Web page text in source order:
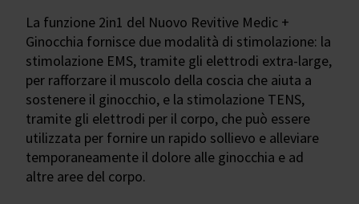
La funzione 2in1 del Nuovo Revitive Medic +
Ginocchia fornisce due modalità di stimolazione: la
stimolazione EMS, tramite gli elettrodi extra-large,
per rafforzare il muscolo della coscia che aiuta a
sostenere il ginocchio, e la stimolazione TENS,
tramite gli elettrodi per il corpo, che può essere
utilizzata per fornire un rapido sollievo e alleviare
temporaneamente il dolore alle ginocchia e ad
altre aree del corpo.